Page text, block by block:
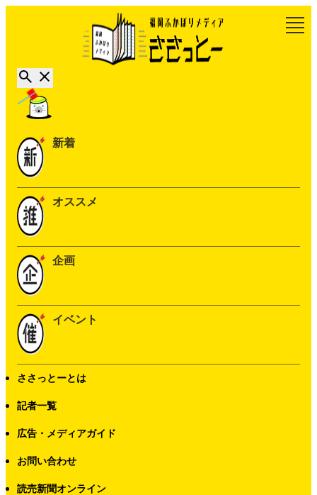
新着
オススメ
企画
イベント
ささっとーとは
記者一覧
広告・メディアガイド
お問い合わせ
読売新聞オンライン